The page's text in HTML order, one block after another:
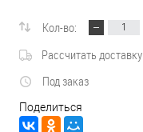
Кол-во:
Рассчитать доставку
Под заказ
Поделиться